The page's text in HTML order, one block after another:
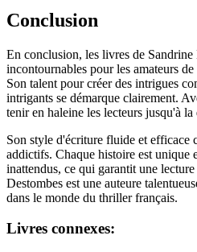
Conclusion
En conclusion, les livres de Sandrine
incontournables pour les amateurs
Son talent pour créer des intrigues
intrigants se démarque clairement.
tenir en haleine les lecteurs jusqu'à la
Son style d'écriture fluide et efficace
addictifs. Chaque histoire est unique
inattendus, ce qui garantit une
Destombes est une auteure
dans le monde du thriller français.
Livres connexes: